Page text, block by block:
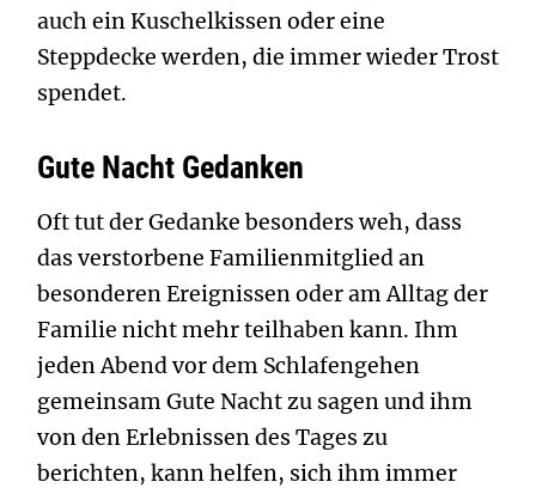
auch ein Kuschelkissen oder eine
Steppdecke werden, die immer wieder Trost
spendet.
Gute Nacht Gedanken
Oft tut der Gedanke besonders weh, dass
das verstorbene Familienmitglied an
besonderen Ereignissen oder am Alltag der
Familie nicht mehr teilhaben kann. Ihm
jeden Abend vor dem Schlafengehen
gemeinsam Gute Nacht zu sagen und ihm
von den Erlebnissen des Tages zu
berichten, kann helfen, sich ihm immer